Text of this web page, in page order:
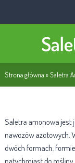
Strona główna »Saletra
Saletra amonowa jest
nawozów azotowych.
dwóch formach,